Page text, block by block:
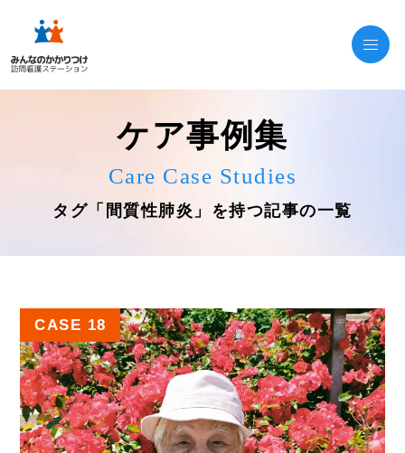
ケア事例集
Care Case Studies
タグ「間質性肺炎」を持つ記事の一覧
CASE 18